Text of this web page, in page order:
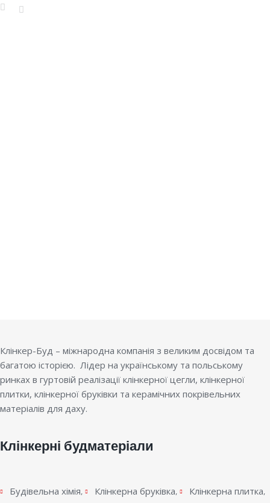
Клінкер-Буд – міжнародна компанія з великим досвідом та
багатою історією. Лідер на українському та польському
ринках в гуртовій реалізації клінкерної цегли, клінкерної
плитки, клінкерної бруківки та керамічних покрівельних
матеріалів для даху.
Клінкерні будматеріали
Будівельна хімія Клінкерна бруківка
Клінкерна плитка